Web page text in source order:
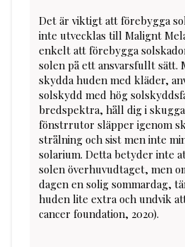
Det är viktigt att förebygga
inte utvecklas till Malignt
enkelt att förebygga
solen på ett ansvarsfullt sätt.
skydda huden med kläder,
solskydd med hög
bredspektra, håll dig i
fönstrrutor släpper igenom
strålning och sist men inte
solarium. Detta betyder inte
solen överhuvudtaget, men
dagen en solig sommardag,
huden lite extra och undvik
cancer foundation, 2020).